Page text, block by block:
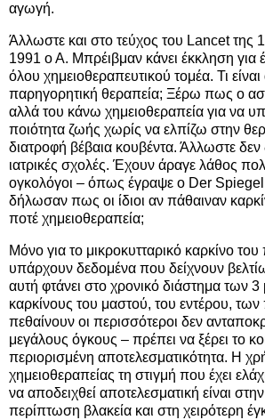
αγωγή.
Άλλωστε και στο τεύχος του Lancet της
1991 ο Α. Μπρέιβμαν κάνει έκκληση για
όλου χημειοθεραπευτικού τομέα. Τι
παρηγορητική θεραπεία; Ξέρω πως ο
αλλά του κάνω χημειοθεραπεία για να
ποιότητα ζωής χωρίς να ελπίζω στην
διατροφή βέβαια κουβέντα. Άλλωστε δεν
ιατρικές σχολές. Έχουν άραγε λάθος
ογκολόγοι – όπως έγραψε ο Der
δήλωσαν πως οι ίδιοι αν πάθαιναν
ποτέ χημειοθεραπεία;
Μόνο για το μικροκυτταρικό καρκίνο
υπάρχουν δεδομένα που δείχνουν
αυτή φτάνει στο χρονικό διάστημα των
καρκίνους του μαστού, του εντέρου,
πεθαίνουν οι περισσότεροι δεν
μεγάλους όγκους – πρέπει να ξέρει το
περιορισμένη αποτελεσματικότητα. Η
χημειοθεραπείας τη στιγμή που έχει
να αποδειχθεί αποτελεσματική είναι
περίπτωση βλακεία και στη χειρότερη